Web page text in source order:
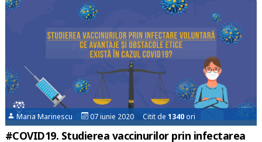
Maria Marinescu 07 iunie 2020 Citit de1340ori
#COVID19. Studierea vaccinurilor prin infectarea